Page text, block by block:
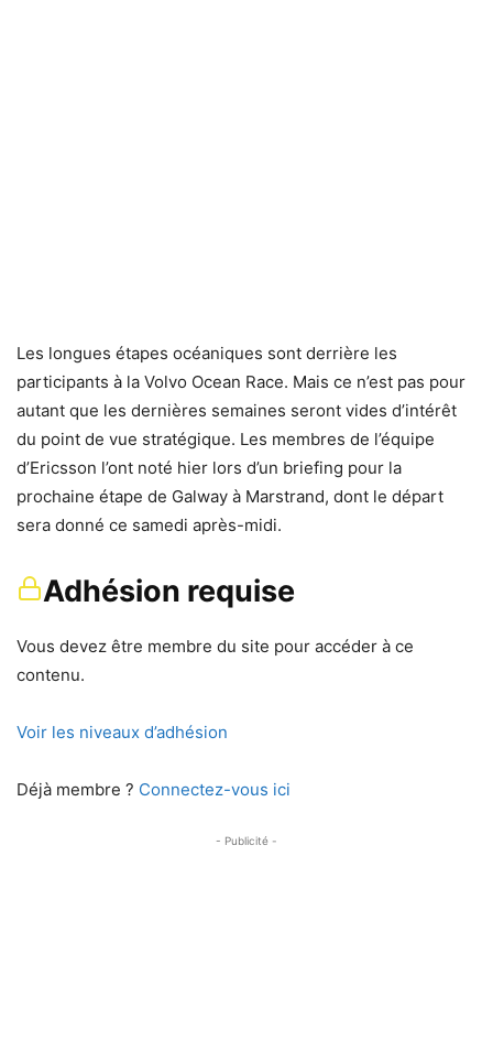
Les longues étapes océaniques sont derrière les
participants à la Volvo Ocean Race. Mais ce n’est pas pour
autant que les dernières semaines seront vides d’intérêt
du point de vue stratégique. Les membres de l’équipe
d’Ericsson l’ont noté hier lors d’un briefing pour la
prochaine étape de Galway à Marstrand, dont le départ
sera donné ce samedi après-midi.
Adhésion requise
Vous devez être membre du site pour accéder à ce
contenu.
Voir les niveaux d’adhésion
Déjà membre ? Connectez-vous ici
- Publicité -